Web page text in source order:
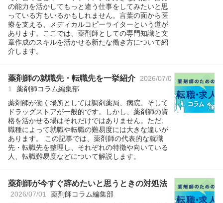
の能力を活かしてもっと違う仕事をしてみたいと思
っている方もいるかもしれません。言葉の面から医
療を支える、メディカルコピーライターという道が
あります。ここでは、薬剤師としての専門知識と文
章作成のスキルを活かせる新たな働き方について紹
介します。
薬剤師の就職先・転職先を一挙紹介
2026/07/0
1
薬剤師コラム編集部
薬剤師が働く場所としては調剤薬局、病院、そして
ドラッグストアが一般的です。しかし、薬剤師の資
格を活かせる場はそれだけではありません。ただ、
職種によって就職や転職の難易度には大きな違いが
あります。 この記事では、薬剤師の代表的な就職
先・転職先を整理し、それぞれの特徴や向いている
人、転職難易度などについて解説します。
薬剤師が今すぐ辞めたいと思うときの対処法
2026/07/01 薬剤師コラム編集部